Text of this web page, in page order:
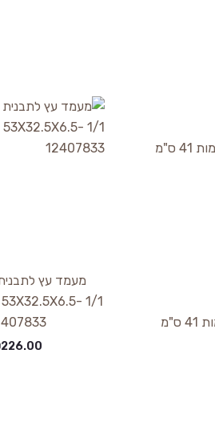
מעמד עץ
226.00